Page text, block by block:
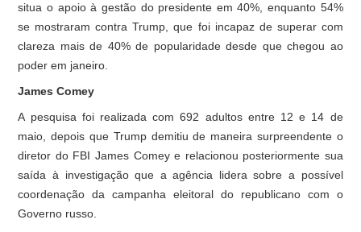
situa o apoio à gestão do presidente em 40%, enquanto 54%
se mostraram contra Trump, que foi incapaz de superar com
clareza mais de 40% de popularidade desde que chegou ao
poder em janeiro.
James Comey
A pesquisa foi realizada com 692 adultos entre 12 e 14 de
maio, depois que Trump demitiu de maneira surpreendente o
diretor do FBI James Comey e relacionou posteriormente sua
saída à investigação que a agência lidera sobre a possível
coordenação da campanha eleitoral do republicano com o
Governo russo.